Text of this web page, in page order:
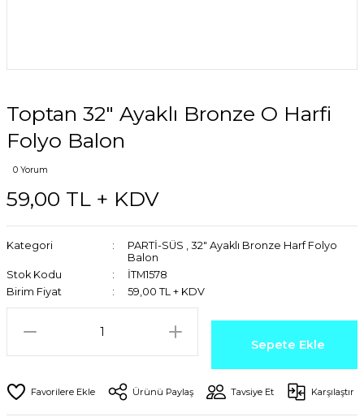
Toptan 32″ Ayaklı Bronze O Harfi
Folyo Balon
0 Yorum
59,00 TL + KDV
Kategori PARTİ-SÜS , 32″ Ayaklı Bronze Harf Folyo
Balon
Stok Kodu
İTM1578
Birim Fiyat
59,00 TL + KDV
Sepete Ekle
Ürünü Paylaş Tavsiye Et Karşılaştır